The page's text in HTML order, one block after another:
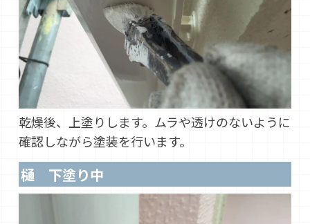
乾燥後、上塗りします。ムラや透けのないように
確認しながら塗装を行います。
樋 下塗り中